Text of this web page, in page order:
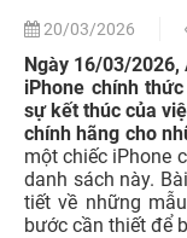
20/03/2026
Ngày 16/03/2026,
iPhone chính
sự kết thúc của
chính hãng cho
một chiếc iPhone
danh sách này.
tiết về những
bước cần thiết để